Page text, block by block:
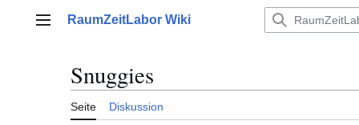
Hauptmenü
RaumZeitLabor Wiki
Snuggies
Seite Diskussion